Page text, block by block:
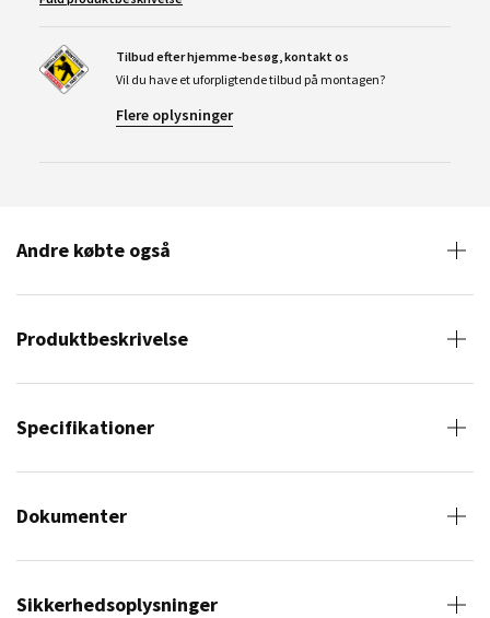
Tilbud efter hjemme-besøg, kontakt os
Vil du have et uforpligtende tilbud på montagen?
Flere oplysninger
Andre købte også
Produktbeskrivelse
Specifikationer
Dokumenter
Sikkerhedsoplysninger